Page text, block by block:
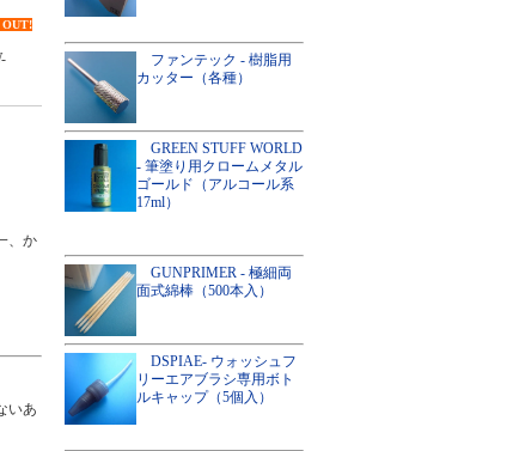
OUT!
、か
いあ
ファンテック - 樹脂用
カッター（各種）
GREEN STUFF WORLD
- 筆塗り用クロームメタル
ゴールド（アルコール系
17ml）
GUNPRIMER - 極細両
面式綿棒（500本入）
DSPIAE- ウォッシュフ
リーエアブラシ専用ボト
ルキャップ（5個入）